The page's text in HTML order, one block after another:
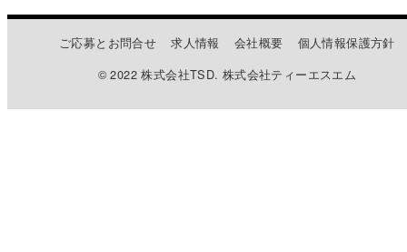
ご応募とお問合せ 求人情報 会社概要
個人情報保護方針
© 2022 株式会社TSD. 株式会社ティーエスエム